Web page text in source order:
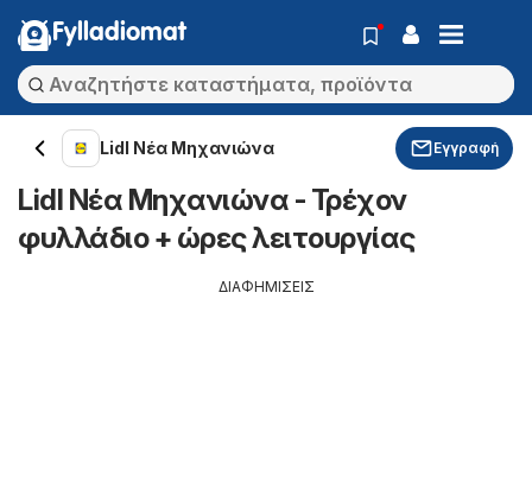
Fylladiomat
Lidl Νέα Μηχανιώνα Εγγραφή
Lidl Νέα Μηχανιώνα - Τρέχον
φυλλάδιο + ώρες λειτουργίας
ΔΙΑΦΗΜΙΣΕΙΣ